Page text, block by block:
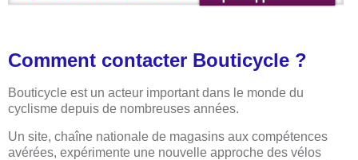
Comment contacter Bouticycle ?
Bouticycle est un acteur important dans le monde du
cyclisme depuis de nombreuses années.
Un site, chaîne nationale de magasins aux compétences
avérées, expérimente une nouvelle approche des vélos